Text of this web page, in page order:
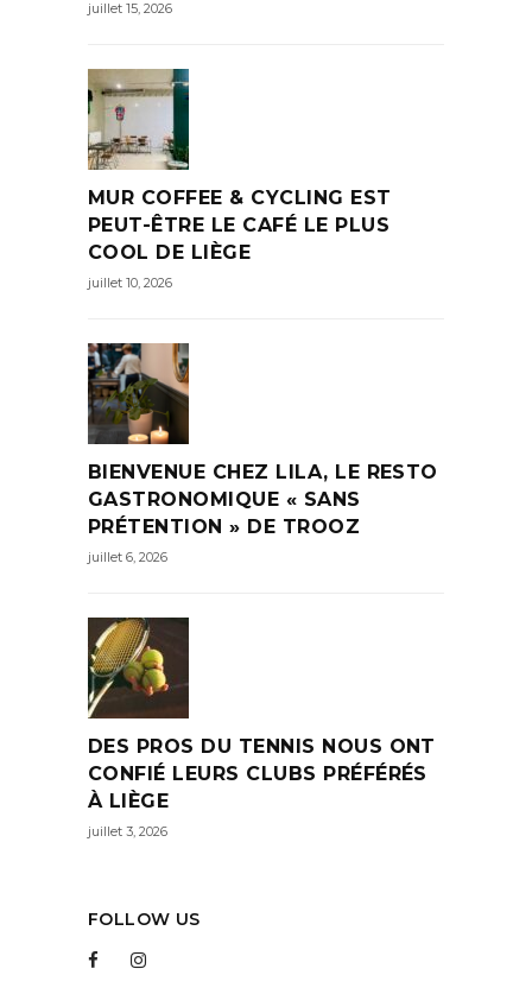
juillet 15, 2026
MUR COFFEE & CYCLING EST
PEUT-ÊTRE LE CAFÉ LE PLUS
COOL DE LIÈGE
juillet 10, 2026
BIENVENUE CHEZ LILA, LE RESTO
GASTRONOMIQUE « SANS
PRÉTENTION » DE TROOZ
juillet 6, 2026
DES PROS DU TENNIS NOUS ONT
CONFIÉ LEURS CLUBS PRÉFÉRÉS
À LIÈGE
juillet 3, 2026
FOLLOW US